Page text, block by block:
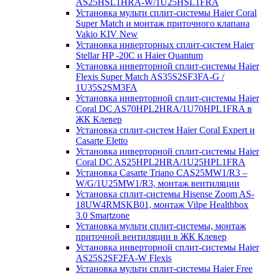
AS25HSL1HRA-W/1U25HSL1FRA
Установка мульти сплит-системы Haier Coral
Super Match и монтаж приточного клапана
Vakio KIV New
Установка инверторных сплит-систем Haier
Stellar HP -20С и Haier Quantum
Установка инверторной сплит-системы Haier
Flexis Super Match AS35S2SF3FA-G /
1U35S2SM3FA
Установка инверторной сплит-системы Haier
Coral DC AS70HPL2HRA/1U70HPL1FRA в
ЖК Клевер
Установка сплит-систем Haier Coral Expert и
Casarte Eletto
Установка инверторной сплит-системы Haier
Coral DC AS25HPL2HRA/1U25HPL1FRA
Установка Casarte Triano CAS25MW1/R3 –
W/G/1U25MW1/R3, монтаж вентиляции
Установка сплит-системы Hisense Zoom AS-
18UW4RMSKB01, монтаж Vilpe Healthbox
3.0 Smartzone
Установка мульти сплит-системы, монтаж
приточной вентиляции в ЖК Клевер
Установка инверторной сплит-системы Haier
AS25S2SF2FA-W Flexis
Установка мульти сплит-системы Haier Free